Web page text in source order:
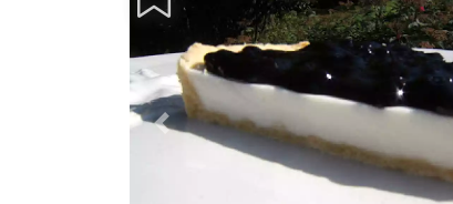
Précédent